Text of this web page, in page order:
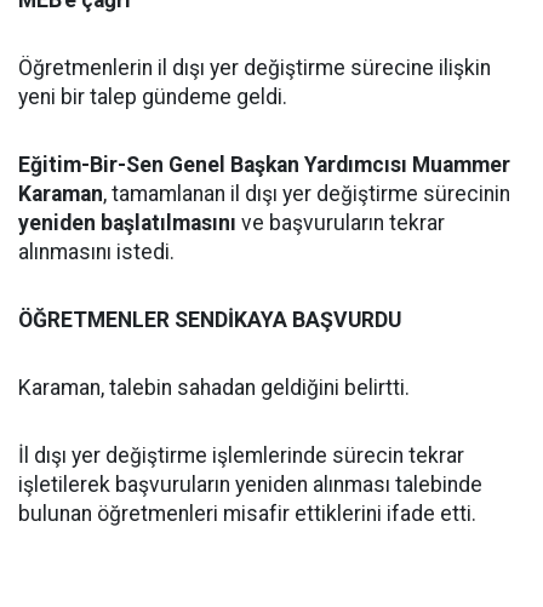
Öğretmenlerin il dışı yer değiştirme sürecine ilişkin
yeni bir talep gündeme geldi.
Eğitim-Bir-Sen Genel Başkan Yardımcısı Muammer
Karaman, tamamlanan il dışı yer değiştirme sürecinin
yeniden başlatılmasını ve başvuruların tekrar
alınmasını istedi.
ÖĞRETMENLER SENDİKAYA BAŞVURDU
Karaman, talebin sahadan geldiğini belirtti.
İl dışı yer değiştirme işlemlerinde sürecin tekrar
işletilerek başvuruların yeniden alınması talebinde
bulunan öğretmenleri misafir ettiklerini ifade etti.